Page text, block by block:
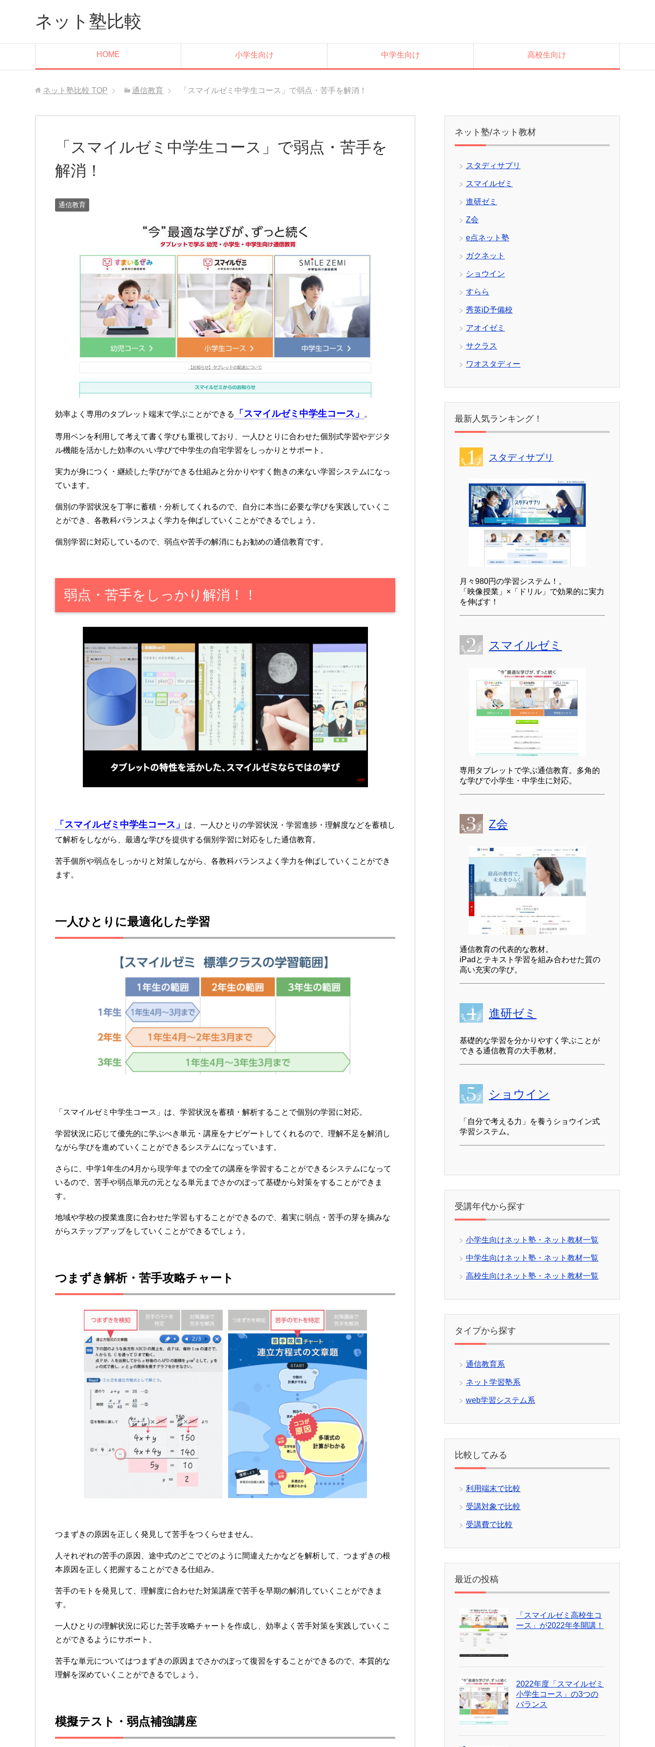
ネット塾比較
HOME 小学生向け 中学生向け 高校生向け
ネット塾比較 TOP 通信教育 「スマイルゼミ中学生コース」で弱点・苦手を解消！
「スマイルゼミ中学生コース」で弱点・苦手を
解消！
通信教育
効率よく専用のタブレット端末で学ぶことができる 「スマイルゼミ中学生コース」 。
専用ペンを利用して考えて書く学びも重視しており、一人ひとりに合わせた個別式学習やデジタ
ル機能を活かした効率のいい学びで中学生の自宅学習をしっかりとサポート。
実力が身につく・継続した学びができる仕組みと分かりやすく飽きの来ない学習システムになっ
ています。
個別の学習状況を丁寧に蓄積・分析してくれるので、自分に本当に必要な学びを実践していくこ
とができ、各教科バランスよく学力を伸ばしていくことができるでしょう。
個別学習に対応しているので、弱点や苦手の解消にもお勧めの通信教育です。
弱点・苦手をしっかり解消！！
「スマイルゼミ中学生コース」
は、一人ひとりの学習状況・学習進捗・理解度などを蓄積し
て解析をしながら、最適な学びを提供する個別学習に対応をした通信教育。
苦手個所や弱点をしっかりと対策しながら、各教科バランスよく学力を伸ばしていくことができ
ます。
一人ひとりに最適化した学習
「スマイルゼミ中学生コース」は、学習状況を蓄積・解析することで個別の学習に対応。
学習状況に応じて優先的に学ぶべき単元・講座をナビゲートしてくれるので、理解不足を解消し
ながら学びを進めていくことができるシステムになっています。
さらに、中学1年生の4月から現学年までの全ての講座を学習することができるシステムになって
いるので、苦手や弱点単元の元となる単元までさかのぼって基礎から対策をすることができま
す。
地域や学校の授業進度に合わせた学習もすることができるので、着実に弱点・苦手の芽を摘みな
がらステップアップをしていくことができるでしょう。
つまずき解析・苦手攻略チャート
つまずきの原因を正しく発見して苦手をつくらせません。
人それぞれの苦手の原因、途中式のどこでどのように間違えたかなどを解析して、つまずきの根
本原因を正しく把握することができる仕組み。
苦手のモトを発見して、理解度に合わせた対策講座で苦手を早期の解消していくことができま
す。
一人ひとりの理解状況に応じた苦手攻略チャートを作成し、効率よく苦手対策を実践していくこ
とができるようにサポート。
苦手な単元についてはつまずきの原因までさかのぼって復習をすることができるので、本質的な
理解を深めていくことができるでしょう。
模擬テスト・弱点補強講座
ネット塾/ネット教材
スタディサプリ
スマイルゼミ
進研ゼミ
Z会
e点ネット塾
ガクネット
ショウイン
すらら
秀英iD予備校
アオイゼミ
サクラス
ワオスタディー
最新人気ランキング！
スタディサプリ
月々980円の学習システム！。
「映像授業」×「ドリル」で効果的に実力
を伸ばす！
スマイルゼミ
専用タブレットで学ぶ通信教育。多角的
な学びで小学生・中学生に対応。
Z会
通信教育の代表的な教材。
iPadとテキスト学習を組み合わせた質の
高い充実の学び。
進研ゼミ
基礎的な学習を分かりやすく学ぶことが
できる通信教育の大手教材。
ショウイン
「自分で考える力」を養うショウイン式
学習システム。
受講年代から探す
小学生向けネット塾・ネット教材一覧
中学生向けネット塾・ネット教材一覧
高校生向けネット塾・ネット教材一覧
タイプから探す
通信教育系
ネット学習塾系
web学習システム系
比較してみる
利用端末で比較
受講対象で比較
受講費で比較
最近の投稿
「スマイルゼミ高校生コ
ース」が2022年冬開講！
2022年度「スマイルゼミ
小学生コース」の3つの
バランス